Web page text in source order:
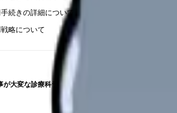
続きの詳細について
略について
が大変な診療科ランキング】看護師の業務負担とストレ